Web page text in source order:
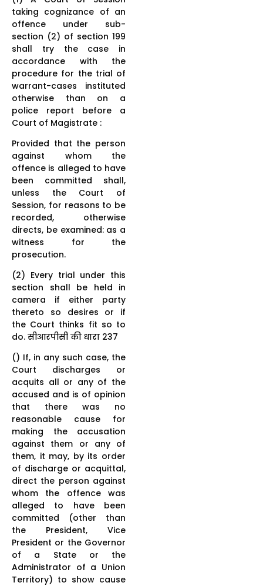
taking cognizance of an
offence under sub-
section (2) of section 199
shall try the case in
accordance with the
procedure for the trial of
warrant-cases instituted
otherwise than on a
police report before a
Court of Magistrate :
Provided that the person
against whom the
offence is alleged to have
been committed shall,
unless the Court of
Session, for reasons to be
recorded, otherwise
directs, be examined: as a
witness for the
prosecution.
(2) Every trial under this
section shall be held in
camera if either party
thereto so desires or if
the Court thinks fit so to
do. सीआरपीसी की धारा 237
() If, in any such case, the
Court discharges or
acquits all or any of the
accused and is of opinion
that there was no
reasonable cause for
making the accusation
against them or any of
them, it may, by its order
of discharge or acquittal,
direct the person against
whom the offence was
alleged to have been
committed (other than
the President, Vice
President or the Governor
of a State or the
Administrator of a Union
Territory) to show cause